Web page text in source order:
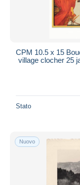
CPM 10.5 x 15
village clocher 25
Stato
Nuovo